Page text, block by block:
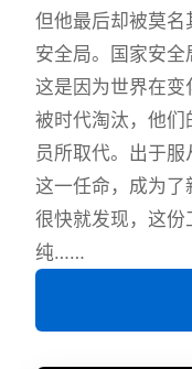
但他最后却被莫
安全局。国家安全
这是因为世界在
被时代淘汰，他们
员所取代。出于
这一任命，成为
很快就发现，这份
纯……